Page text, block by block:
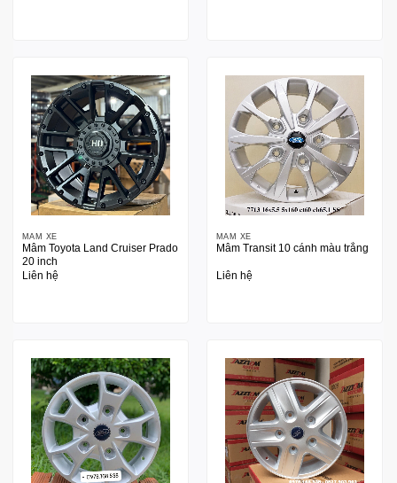
MÂM XE
Mâm Toyota Land Cruiser Prado
20 inch
Liên hệ
MÂM XE
Mâm Transit 10 cánh màu trắng
Liên hệ